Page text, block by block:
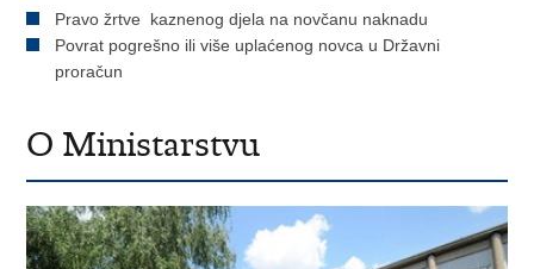
Pravo žrtve kaznenog djela na novčanu naknadu
Povrat pogrešno ili više uplaćenog novca u Državni
proračun
O Ministarstvu